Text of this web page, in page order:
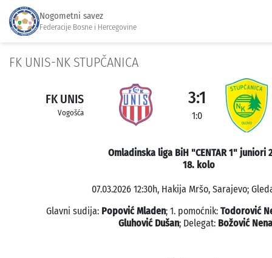
Nogometni savez
Federacije Bosne i Hercegovine
FK UNIS-NK STUPČANICA
FK UNIS
Vogošća
3:1
1:0
Omladinska liga BiH "CENTAR 1" juniori
18. kolo
07.03.2026 12:30h, Hakija Mršo, Sarajevo;
Glavni sudija: Popović Mladen; 1. pomoćnik: Todorović
Gluhović Dušan; Delegat: Božović